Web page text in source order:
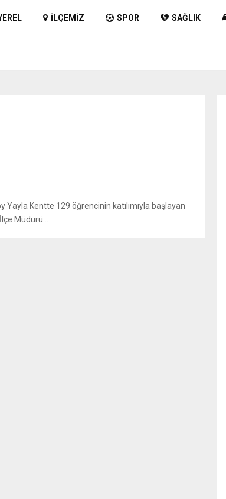
İLÇEMIZ SPOR SAĞLIK
Yayla Kentte 129 öğrencinin katılımıyla başlayan
Müdürü...